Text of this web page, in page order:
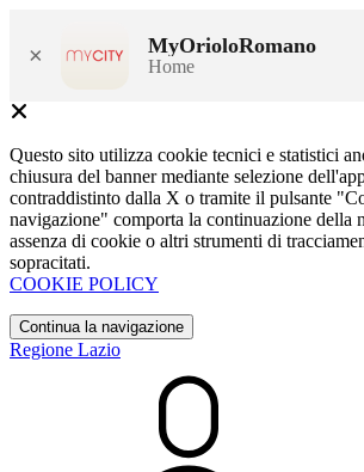
× MyOrioloRomano
Home
Questo sito utilizza cookie tecnici e statistici
chiusura del banner mediante selezione
contraddistinto dalla X o tramite il pulsante
navigazione" comporta la continuazione della
assenza di cookie o altri strumenti di
sopracitati.
COOKIE POLICY
Continua la navigazione
Regione Lazio